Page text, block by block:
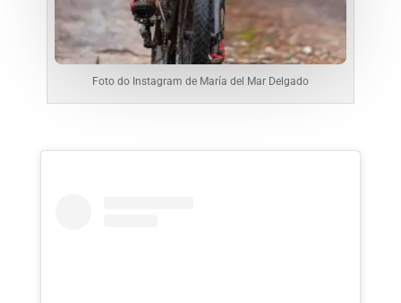
Foto do Instagram de María del Mar Delgado